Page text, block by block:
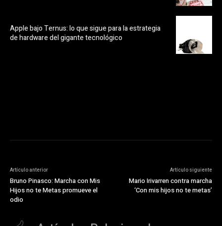
Apple bajo Ternus: lo que sigue para la estrategia
de hardware del gigante tecnológico
Artículo anterior
Bruno Pinasco: Marcha con Mis
Hijos no te Metas promueve el
odio
Artículo siguiente
Mario Irivarren contra marcha
‘Con mis hijos no te metas’